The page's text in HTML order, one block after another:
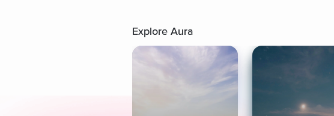
Explore Aura